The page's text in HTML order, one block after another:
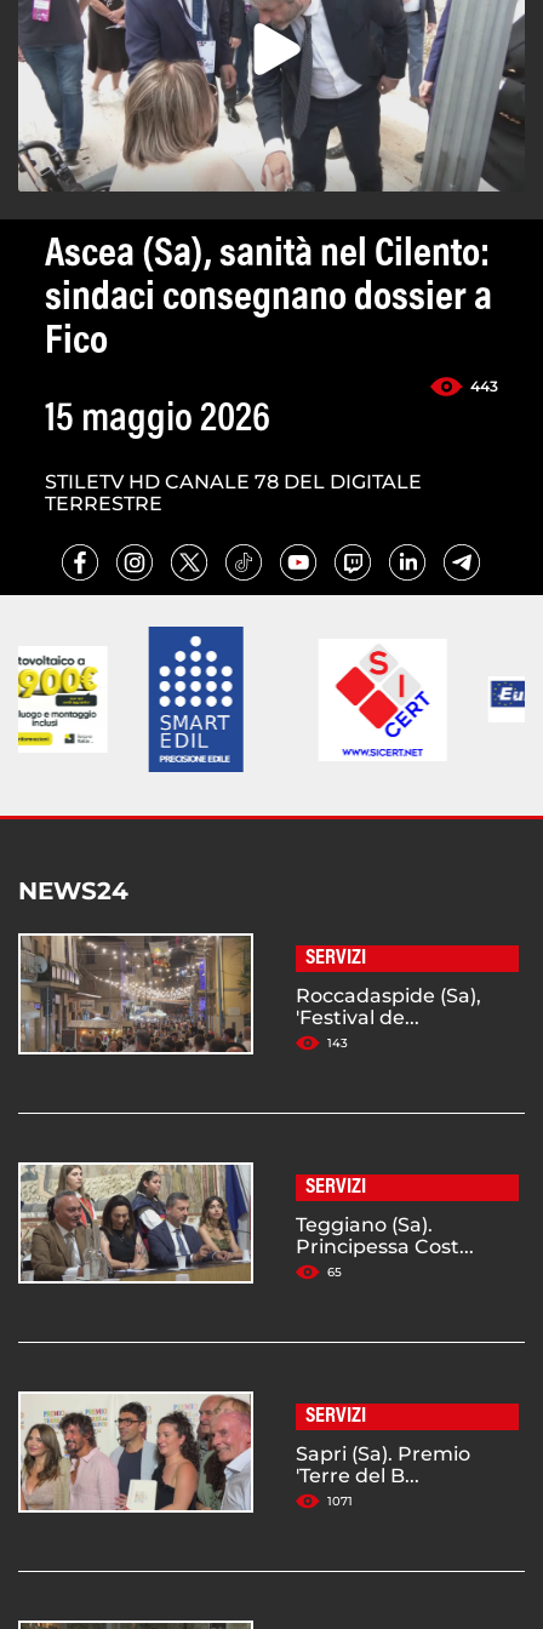
Ascea (Sa), sanità nel Cilento:
sindaci consegnano dossier a
Fico
443
15 maggio 2026
STILETV HD CANALE 78 DEL DIGITALE
TERRESTRE
NEWS24
SERVIZI
Roccadaspide (Sa),
'Festival de...
143
SERVIZI
Teggiano (Sa).
Principessa Cost...
65
SERVIZI
Sapri (Sa). Premio
'Terre del B...
1071